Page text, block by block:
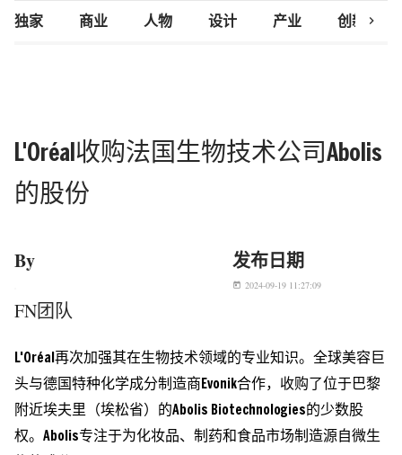
独家 商业 人物 设计 产业 创新研究
chevron_right
L'Oréal收购法国生物技术公司Abolis
的股份
By
FN团队
发布日期
today 2024-09-19 11:27:09
L'Oréal再次加强其在生物技术领域的专业知识。全球美容巨
头与德国特种化学成分制造商Evonik合作，收购了位于巴黎
附近埃夫里（埃松省）的Abolis Biotechnologies的少数股
权。Abolis专注于为化妆品、制药和食品市场制造源自微生